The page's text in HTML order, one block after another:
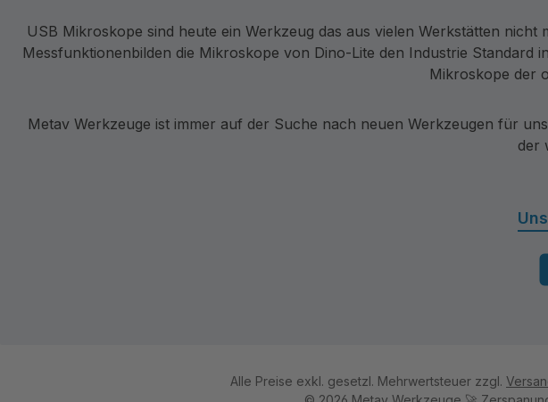
USB Mikroskope sind heute ein Werkzeug das aus vielen Werkstätten
Messfunktionenbilden die Mikroskope von Dino-Lite den Industrie Standard
Mikroskope der
Metav Werkzeuge ist immer auf der Suche nach neuen Werkzeugen für
der
Alle Preise exkl. gesetzl. Mehrwertsteuer zzgl.